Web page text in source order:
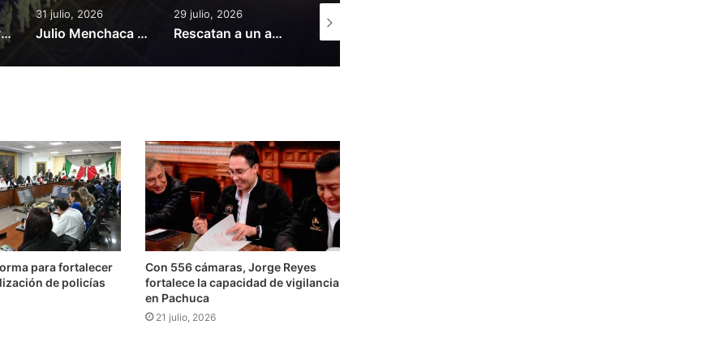
Mujer perdió la vida tras ser golpeada por una Urvan de pasajeros en Tula
31 julio, 2026
Julio Menchaca conmemora 50 años de la Policía Industrial Bancaria
29 julio, 2026
Rescatan a un adulto y dos menores de “secuestro virtual” en Tulancingo
para fortalecer
de policías
Con 556 cámaras, Jorge Reyes
fortalece la capacidad de vigilancia
en Pachuca
21 julio, 2026